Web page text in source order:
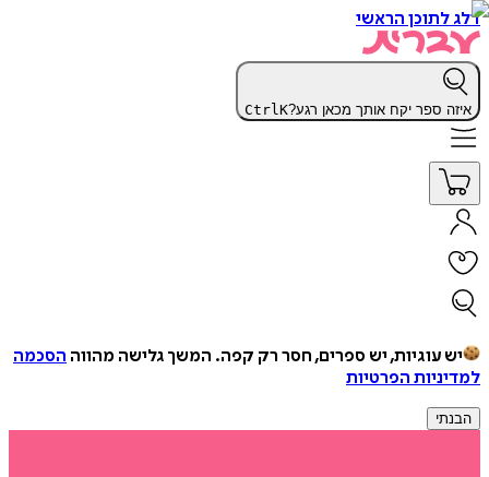
דלג לתוכן הראשי
איזה ספר יקח אותך מכאן רגע? CtrlK
יש עוגיות, יש ספרים, חסר רק קפה. המשך גלישה מהווה הסכמה
למדיניות הפרטיות
הבנתי